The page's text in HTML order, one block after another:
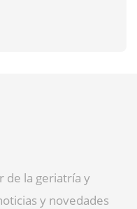
de la geriatría y
y novedades